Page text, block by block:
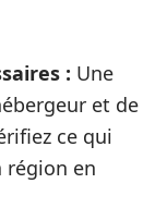
: Une
et de
ce qui
région en